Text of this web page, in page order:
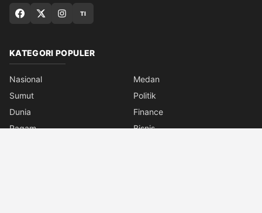
TI
KATEGORI POPULER
Nasional
Medan
Sumut
Politik
Dunia
Finance
Ragam
Bisnis